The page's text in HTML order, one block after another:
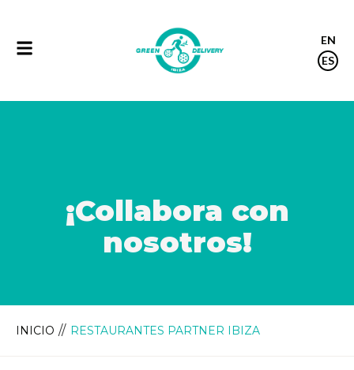
EN
ES
¡Collabora con
nosotros!
INICIO RESTAURANTES PARTNER IBIZA